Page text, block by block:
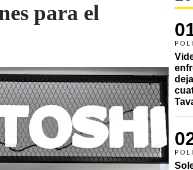
para el